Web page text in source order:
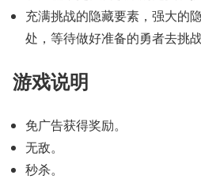
充满挑战的隐藏要素，强大的
处，等待做好准备的勇者去挑战
游戏说明
免广告获得奖励。
无敌。
秒杀。